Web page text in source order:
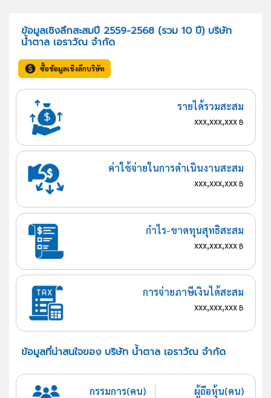
ข้อมูลเชิงลึกสะสมปี 2559-2568 (รวม 10 ปี) บริษัท
น้ำตาล เอราวัณ จำกัด
ซื้อข้อมูลเชิงลึกบริษัท
รายได้รวมสะสม
xxx,xxx,xxx฿
ค่าใช้จ่ายในการดำเนินงานสะสม
xxx,xxx,xxx฿
กำไร-ขาดทุนสุทธิสะสม
xxx,xxx,xxx฿
การจ่ายภาษีเงินได้สะสม
xxx,xxx,xxx฿
ข้อมูลที่น่าสนใจของ บริษัท น้ำตาล เอราวัณ จำกัด
กรรมการ(คน) ผู้ถือหุ้น(คน)